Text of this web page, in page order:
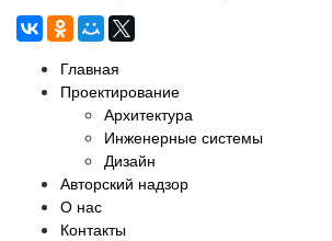
Главная
Проектирование
Архитектура
Инженерные системы
Дизайн
Авторский надзор
О нас
Контакты